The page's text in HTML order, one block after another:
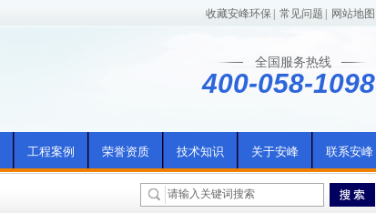
收藏安峰环保 常见问题 网站地图
全国服务热线
400-058-1098
工程案例 荣誉资质 技术知识 关于安峰 联系安峰